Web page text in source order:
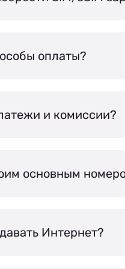
оплаты?
и комиссии?
основным
Интернет?